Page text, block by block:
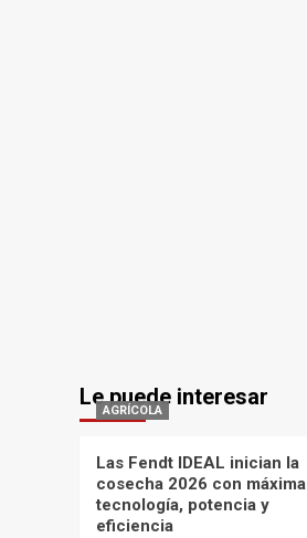
Le puede interesar
AGRÍCOLA
Las Fendt IDEAL inician la
cosecha 2026 con máxima
tecnología, potencia y
eficiencia